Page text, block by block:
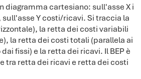
diagramma cartesiano: sull'asse X i
Y costi/ricavi. Si traccia la
la retta dei costi variabili
la retta dei costi totali (parallela ai
fissi) e la retta dei ricavi. Il BEP è
tra retta dei ricavi e retta dei costi